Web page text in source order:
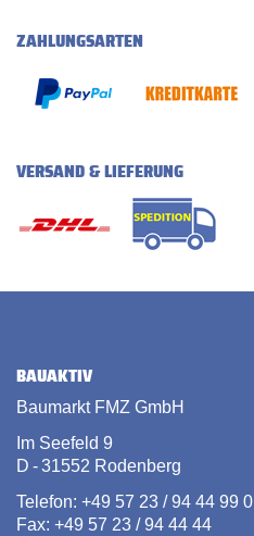
ZAHLUNGSARTEN
VERSAND & LIEFERUNG
BAUAKTIV
Baumarkt FMZ GmbH
Im Seefeld 9
D - 31552 Rodenberg
Telefon: +49 57 23 / 94 44 99 0
Fax: +49 57 23 / 94 44 44